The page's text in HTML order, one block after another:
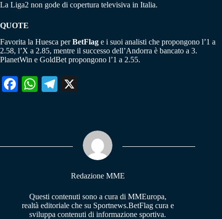
La Liga2 non gode di copertura televisiva in Italia.
QUOTE
Favorita la Huesca perBetFlag e i suoi analisti che propongono l’1 a
2.58, l’X a 2.85, mentre il successo dell’Andorra è bancato a 3.
PlanetWin e GoldBet propongono l’1 a 2.55.
Fa W
pp
Te
m
Redazione MME
Questi contenuti sono a cura di MMEuropa,
realtà editoriale che su Sportnews.BetFlag cura e
sviluppa contenuti di informazione sportiva.